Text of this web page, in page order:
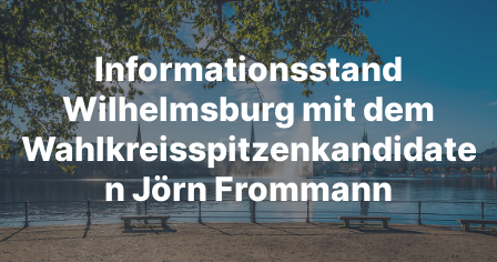
Informationsstand
Wilhelmsburg mit dem
Wahlkreisspitzenkandidate
n Jörn Frommann
JUNGE UNION
KONTAKT